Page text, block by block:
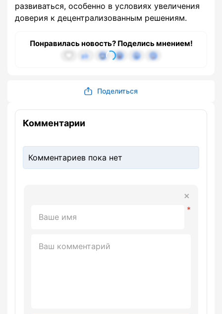
развиваться, особенно в условиях увеличения
доверия к децентрализованным решениям.
Понравилась новость? Поделись мнением!
Поделиться
Комментарии
Комментариев пока нет